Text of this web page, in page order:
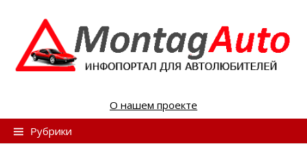
n
О нашем проекте
Рубрики